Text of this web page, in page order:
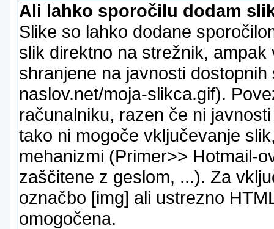
Ali lahko sporočilu dodam
Slike so lahko dodane
slik direktno na strežnik,
shranjene na javnosti
naslov.net/moja-slikca.gif).
računalniku, razen če ni
tako ni mogoče vključevanje
mehanizmi (Primer>> Hotmail-
zaščitene z geslom, ...). Za
označbo [img] ali ustrezno
omogočena.